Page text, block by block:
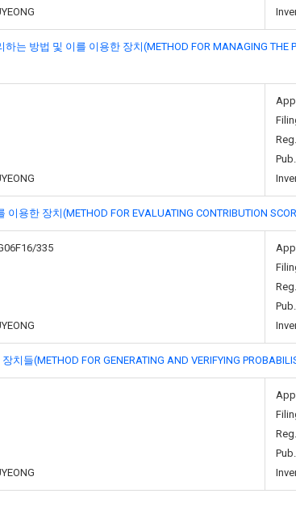
방법 및 이를 이용한 장치(METHOD FOR MANAGING THE
한 장치(METHOD FOR EVALUATING CONTRIBUTION
335
들(METHOD FOR GENERATING AND VERIFYING